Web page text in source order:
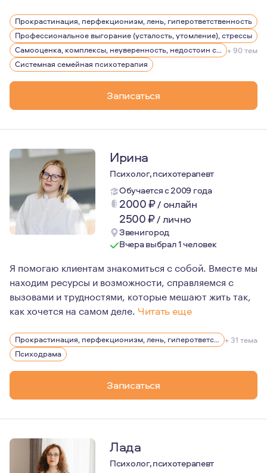
Если у вас есть ощущение, что вы живёте не свою
Вот уже много лет я помогаю людям идти к
Всё начинается с себя.
Прокрастинация, перфекционизм, лень, гиперответственность
Профессиональное выгорание (усталость, утомление), стрессы
Самооценка, комплексы, неуверенность, недостоин своей должности или положения в обществе + 90 тем
Системная семейная психотерапия
Записаться
Ирина
Психолог, психотерапевт
Обучается с 2009 года
2000₽/ онлайн
2500₽/лично
Звенигород
Вчера выбрал 1 человек
Я помогаю клиентам знакомиться с собой. Вместе мы
находим ресурсы и возможности, справляемся с
вызовами и трудностями, которые мешают жить так,
как хочется на самом деле. Читать еще
По первому образованию я музеолог и работаю в
Прокрастинация, перфекционизм, лень, гиперответственность + 31 тема
Психодрама
Записаться
Лада
Психолог, психотерапевт